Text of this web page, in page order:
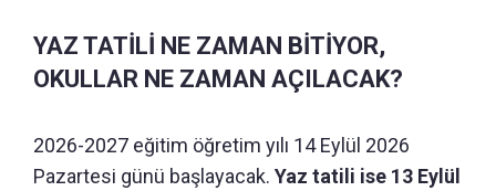
YAZ TATİLİ NE ZAMAN BİTİYOR,
OKULLAR NE ZAMAN AÇILACAK?
2026-2027 eğitim öğretim yılı 14 Eylül 2026
Pazartesi günü başlayacak. Yaz tatili ise 13 Eylül